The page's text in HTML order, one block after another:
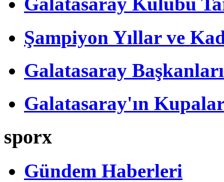
Şampiyon Yıllar ve
Galatasaray Başkanları
Galatasaray'ın
sporx
Gündem Haberleri